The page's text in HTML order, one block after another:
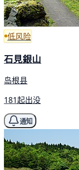
低风险
石見銀山
岛根县
181起出没
通知